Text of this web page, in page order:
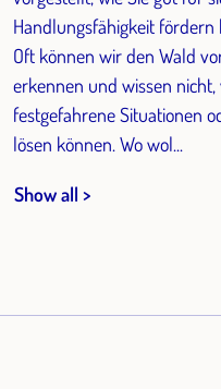
Handlungsfähigkeit fördern
Oft können wir den Wald
erkennen und wissen
festgefahrene Situationen
lösen können. Wo wol...
Show all >